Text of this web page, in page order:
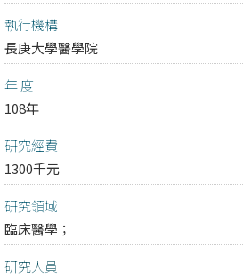
執行機構
長庚大學醫學院
年 度
108年
研究經費
1300千元
研究領域
臨床醫學；
研究人員